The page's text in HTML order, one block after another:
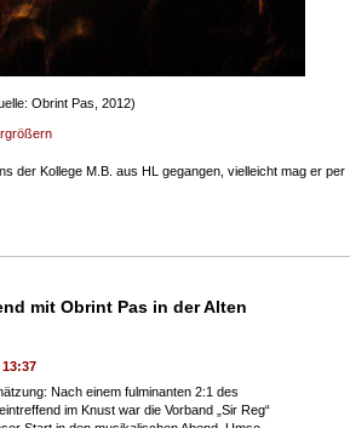
Obrint Pas, 2012)
der Kollege M.B. aus HL gegangen, vielleicht mag er per
mit Obrint Pas in der Alten
Nach einem fulminanten 2:1 des
im Knust war die Vorband „Sir Reg“